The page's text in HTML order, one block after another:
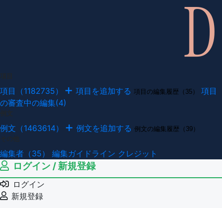
項目（1182735） 項目を追加する 項目の編集履歴（35）
項目
の審査中の編集(4)
例文（1463614） 例文を追加する 例文の編集履歴（39）
編集者（35） 編集ガイドライン クレジット
ログイン / 新規登録
ログイン
新規登録